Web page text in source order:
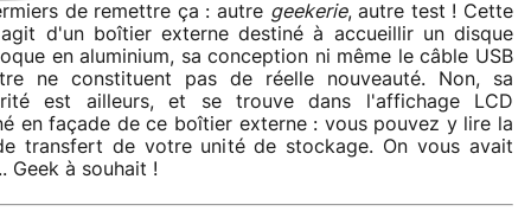
de remettre ça : autre geekerie, autre test ! Cette
d'un boîtier externe destiné à accueillir un disque
en aluminium, sa conception ni même le câble USB
ne constituent pas de réelle nouveauté. Non, sa
est ailleurs, et se trouve dans l'affichage LCD
en façade de ce boîtier externe : vous pouvez y lire la
transfert de votre unité de stockage. On vous avait
Geek à souhait !